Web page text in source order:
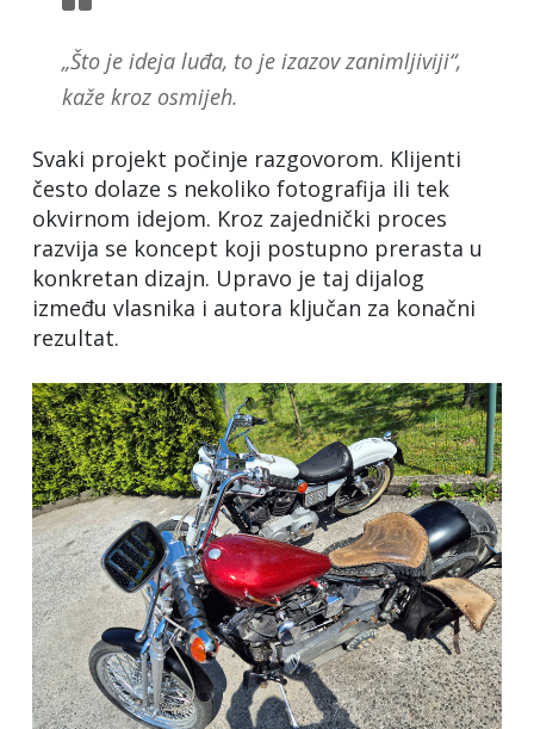
„Što je ideja luđa, to je izazov zanimljiviji“,
kaže kroz osmijeh.
Svaki projekt počinje razgovorom. Klijenti
često dolaze s nekoliko fotografija ili tek
okvirnom idejom. Kroz zajednički proces
razvija se koncept koji postupno prerasta u
konkretan dizajn. Upravo je taj dijalog
između vlasnika i autora ključan za konačni
rezultat.